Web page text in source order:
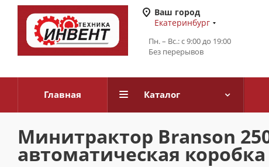
Ваш город
Екатеринбург
Пн. – Вс.: с 9:00 до 19:00
Без перерывов
Главная Каталог
Минитрактор Branson
автоматическая